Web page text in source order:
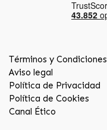
Términos y Condiciones
Aviso legal
Política de Privacidad
Política de Cookies
Canal Ético